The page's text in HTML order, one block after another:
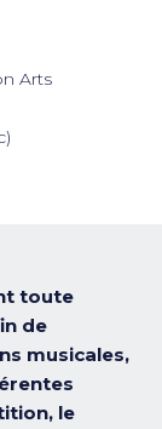
Arts
toute
de
musicales,
le